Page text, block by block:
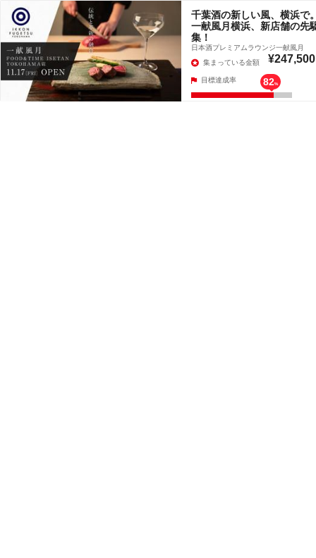
千葉酒の新しい風、横浜で
一献風月横浜、新店舗の先
集！
日本酒プレミアムラウンジ一献風月
集まっている金額
¥247,500
目標達成率 82%